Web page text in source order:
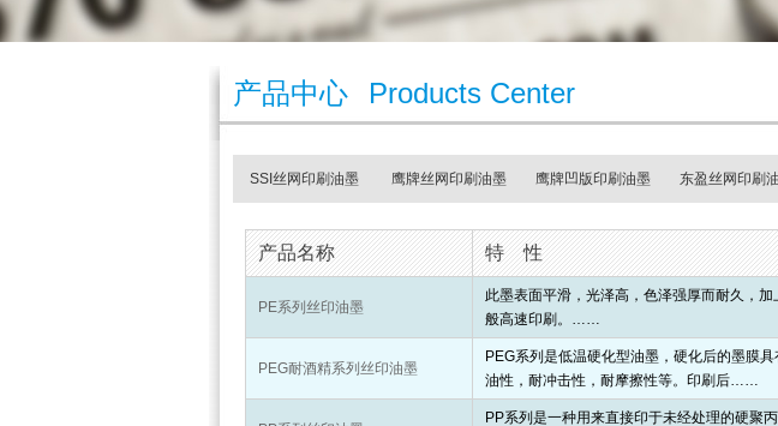
产品中心 Products Center
SSI丝网印刷油墨 鹰牌丝网印刷油墨 鹰牌凹版印刷油墨 东盈丝网印刷
产品名称 特 性
PE系列丝印油墨
此墨表面平滑，光泽高，色泽强厚而耐久，
般高速印刷。……
PEG耐酒精系列丝印油墨
PEG系列是低温硬化型油墨，硬化后的墨膜
油性，耐冲击性，耐摩擦性等。印刷后……
PP系列是一种用来直接印于未经处理的硬聚